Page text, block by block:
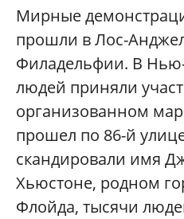
Мирные
прошли в Лос-
Филадельфии. В
людей приняли
организованном
прошел по 86-й
скандировали имя
Хьюстоне, родном
Флойда, тысячи